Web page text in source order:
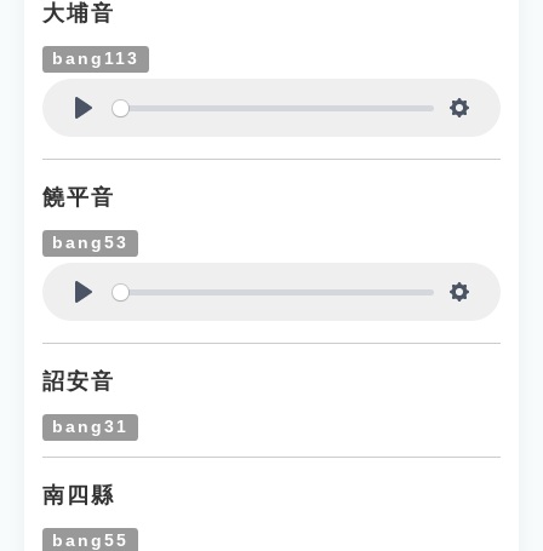
大埔音
bang113
饒平音
bang53
詔安音
bang31
南四縣
bang55